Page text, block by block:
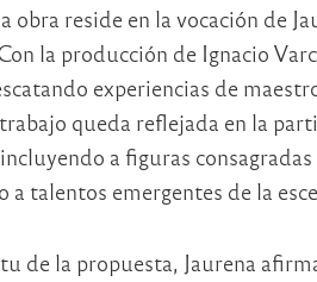
obra reside en la vocación de
la producción de Ignacio
experiencias de
queda reflejada en la
a figuras
talentos emergentes de la
de la propuesta, Jaurena